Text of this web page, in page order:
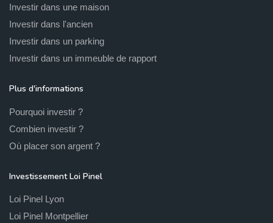
Investir dans une maison
Investir dans l'ancien
Investir dans un parking
Investir dans un immeuble de rapport
Plus d'informations
Pourquoi investir ?
Combien investir ?
Où placer son argent ?
Investissement Loi Pinel
Loi Pinel Lyon
Loi Pinel Montpellier